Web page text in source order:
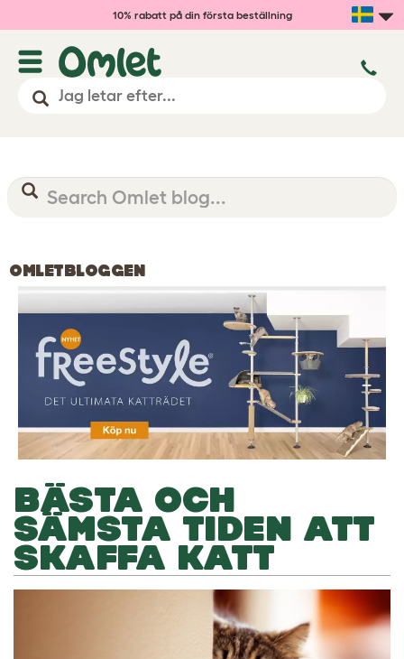
10% rabatt på din första beställning
OMLETBLOGGEN
BÄSTA OCH
SÄMSTA TIDEN ATT
SKAFFA KATT